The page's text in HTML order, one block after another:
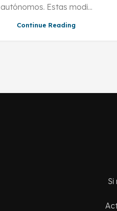
autónomos. Estas modi...
Continue Reading